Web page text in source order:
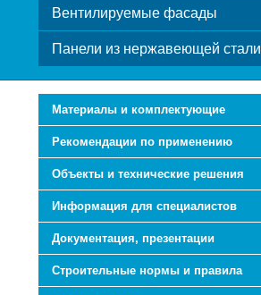
Вентилируемые фасады
Панели из нержавеющей стали
Материалы и комплектующие
Рекомендации по применению
Объекты и технические решения
Информация для специалистов
Документация, презентации
Строительные нормы и правила